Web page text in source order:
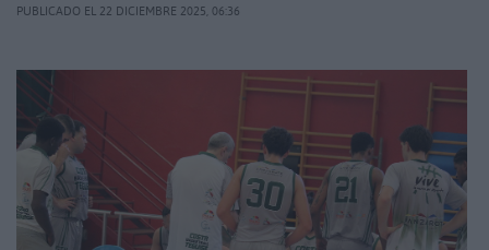
PUBLICADO EL 22 DICIEMBRE 2025, 06:36